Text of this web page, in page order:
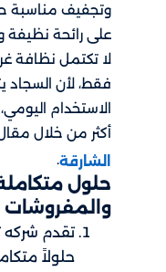
وتجفيف مناسبة
على رائحة
لا تكتمل نظافة
فقط، لأن السجاد
الاستخدام
أكثر من خلال
الشارقة.
حلول
والمفروشات
تقدم شركه
حلولاً